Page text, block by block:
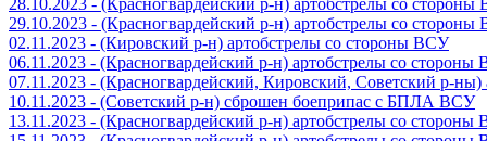
29.10.2023 - (Красногвардейский р-н) артобстрелы со
02.11.2023 - (Кировский р-н) артобстрелы со стороны ВСУ
06.11.2023 - (Красногвардейский р-н) артобстрелы со стороны
07.11.2023 - (Красногвардейский, Кировский, Советский р-
10.11.2023 - (Советский р-н) сброшен боеприпас с БПЛА ВСУ
13.11.2023 - (Красногвардейский р-н) артобстрелы со стороны